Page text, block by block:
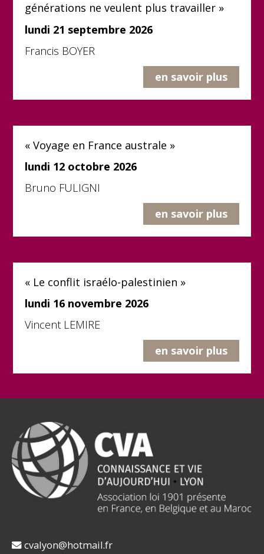
générations ne veulent plus travailler »
lundi 21 septembre 2026
Francis BOYER
en savoir plus
« Voyage en France australe »
lundi 12 octobre 2026
Bruno FULIGNI
en savoir plus
« Le conflit israélo-palestinien »
lundi 16 novembre 2026
Vincent LEMIRE
en savoir plus
cvalyon@hotmail.fr